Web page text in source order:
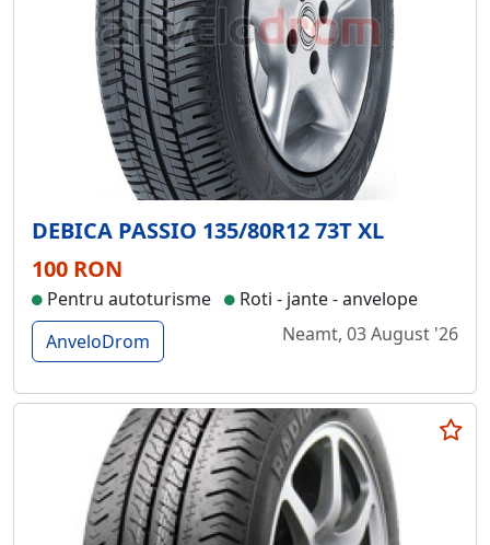
DEBICA PASSIO 135/80R12 73T XL
100 RON
Pentru autoturisme
Roti - jante - anvelope
AnveloDrom
Neamt, 03 August '26